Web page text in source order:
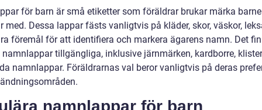
för barn är små etiketter som föräldrar brukar märka
med. Dessa lappar fästs vanligtvis på kläder, skor, väskor,
föremål för att identifiera och markera ägarens namn. Det
namnlappar tillgängliga, inklusive järnmärken, kardborre,
namnlappar. Föräldrarnas val beror vanligtvis på deras
namnlappar för barn